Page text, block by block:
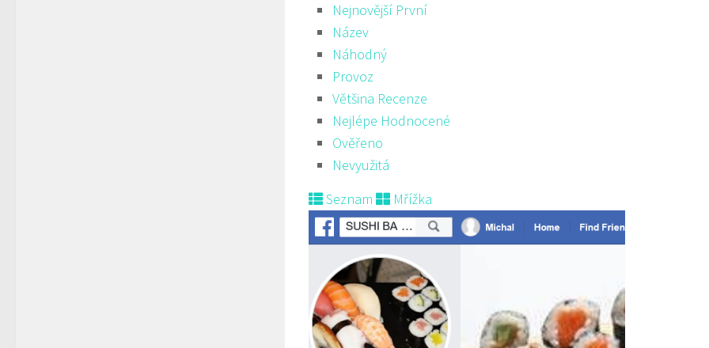
Nejnovější První
Název
Náhodný
Provoz
Většina Recenze
Nejlépe Hodnocené
Ověřeno
Nevyužitá
Seznam
Mřížka